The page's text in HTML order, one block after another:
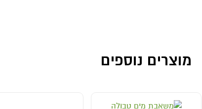
מוצרים נוספים